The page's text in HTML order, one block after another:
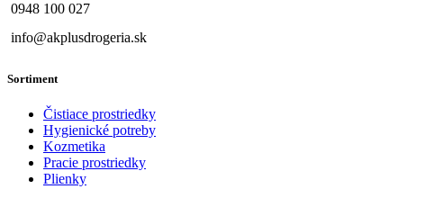
0948 100 027
info@akplusdrogeria.sk
Sortiment
Čistiace prostriedky
Hygienické potreby
Kozmetika
Pracie prostriedky
Plienky